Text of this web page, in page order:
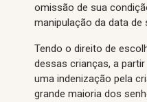
omissão de sua
manipulação da data de
Tendo o direito de
dessas crianças, a
uma indenização pela
grande maioria dos